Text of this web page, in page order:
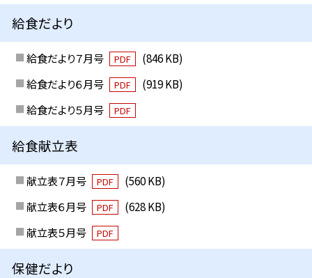
給食だより
給食だより７月号 PDF
(846 KB)
給食だより６月号
PDF
(919 KB)
給食だより５月号
PDF
給食献立表
献立表７月号 PDF
(560 KB)
献立表６月号
PDF
(628 KB)
献立表５月号
PDF
保健だより